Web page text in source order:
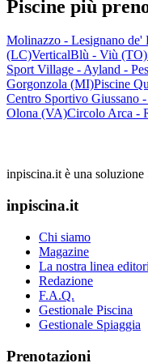
Piscine più
Molinazzo - Lesignano de'
(LC)VerticalBlù - Viù (TO)
Sport Village - Ayland -
Gorgonzola (MI)Piscine
Centro Sportivo Giussano
Olona (VA)Circolo Arca -
inpiscina.it è una soluzione
inpiscina.it
Chi siamo
Magazine
La nostra linea
Redazione
F.A.Q.
Gestionale Piscina
Gestionale Spiaggia
Prenotazioni